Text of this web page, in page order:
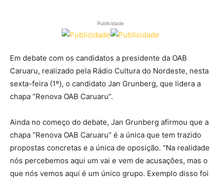
Publicidade
Em debate com os candidatos a presidente da OAB
Caruaru, realizado pela Rádio Cultura do Nordeste, nesta
sexta-feira (1º), o candidato Jan Grunberg, que lidera a
chapa “Renova OAB Caruaru”.
Ainda no começo do debate, Jan Grunberg afirmou que a
chapa “Renova OAB Caruaru” é a única que tem trazido
propostas concretas e a única de oposição. “Na realidade
nós percebemos aqui um vai e vem de acusações, mas o
que nós vemos aqui é um único grupo. Exemplo disso foi